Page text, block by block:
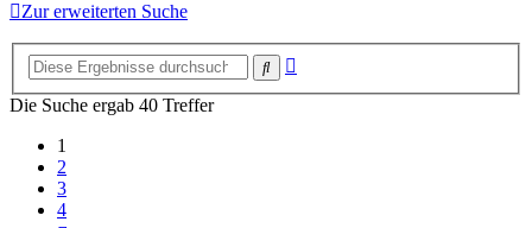
Zur erweiterten Suche
Suche
Die Suche ergab 40 Treffer
1
2
3
4